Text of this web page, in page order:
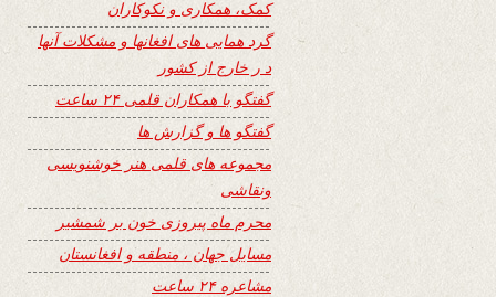
کمک، همکاری و نکوکاران
گرد همایی های افغانها و مشکلات آنها
د ر خارج از کشور
گفتگو با همکاران قلمی ۲۴ ساعت
گفتگو ها و گزارش ها
مجموعه های قلمی هنر خوشنویسی
ونقاشی
محرم ماه پیروزی خون بر شمشیر
مسایل جهان ، منطقه و افغانستان
مشاعره ۲۴ ساعت